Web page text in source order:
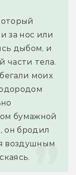
за нос или
дыбом, и
части тела.
моих
бумажной
он бродил
воздушным